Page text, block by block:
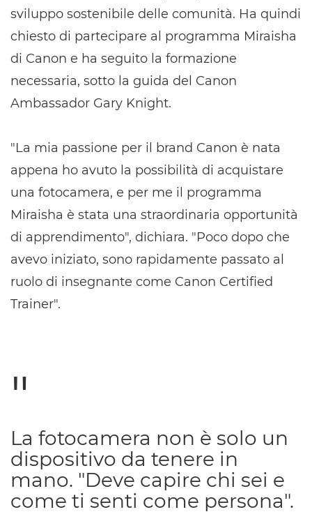
sviluppo sostenibile delle comunità. Ha quindi
chiesto di partecipare al programma Miraisha
di Canon e ha seguito la formazione
necessaria, sotto la guida del Canon
Ambassador Gary Knight.
"La mia passione per il brand Canon è nata
appena ho avuto la possibilità di acquistare
una fotocamera, e per me il programma
Miraisha è stata una straordinaria opportunità
di apprendimento", dichiara. "Poco dopo che
avevo iniziato, sono rapidamente passato al
ruolo di insegnante come Canon Certified
Trainer".
La fotocamera non è solo un
dispositivo da tenere in
mano. "Deve capire chi sei e
come ti senti come persona".